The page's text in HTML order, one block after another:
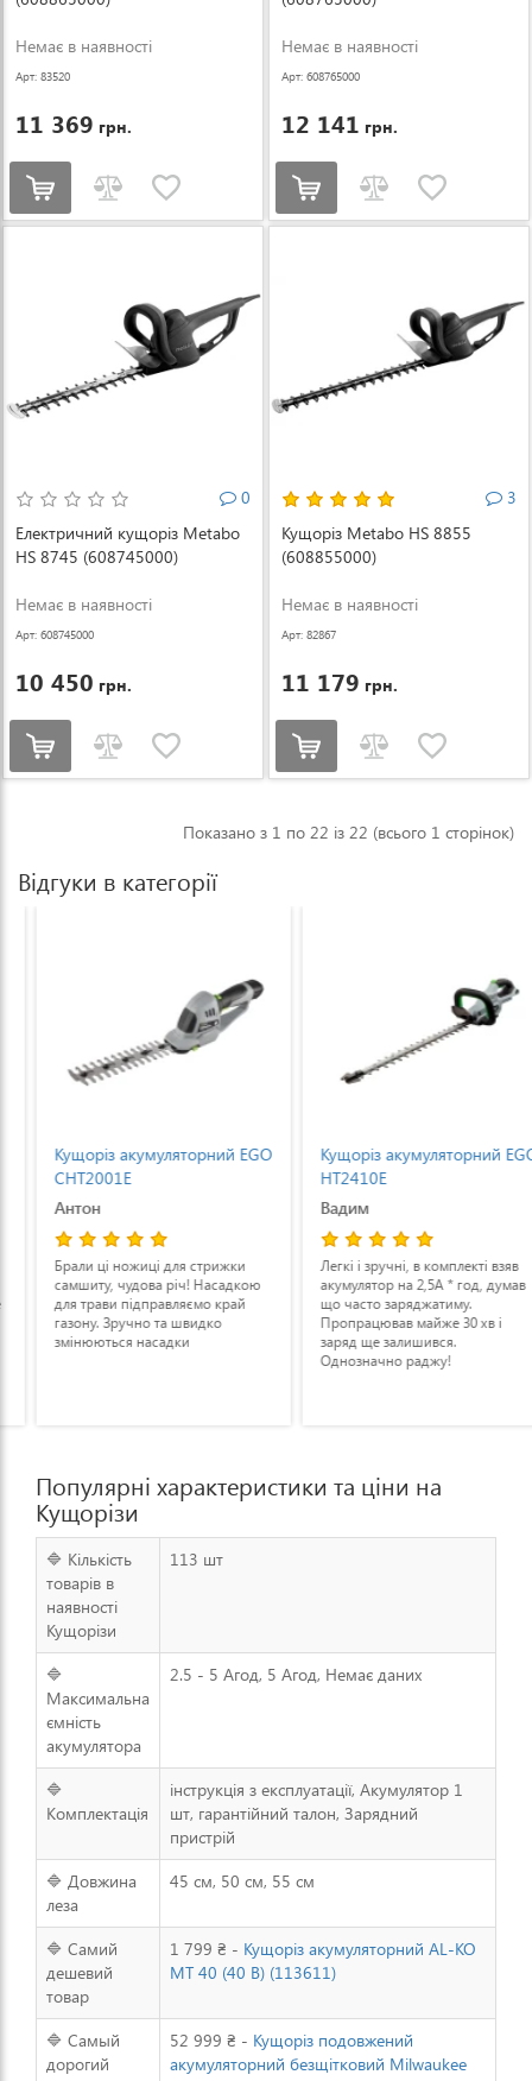
Немає в наявності
Арт: 83520
11 369 грн.
Немає в наявності
Арт: 608765000
12 141 грн.
0
Електричний кущоріз Metabo
HS 8745 (608745000)
Немає в наявності
Арт: 608745000
10 450 грн.
3
Кущоріз Metabo HS 8855
(608855000)
Немає в наявності
Арт: 82867
11 179 грн.
Показано з 1 по 22 із 22 (всього 1 сторінок)
Відгуки в категорії
Кущоріз акумуляторний EGO
CHT2001E
Антон
Брали ці ножиці для стрижки
самшиту, чудова річ! Насадкою
для трави підправляємо край
газону. Зручно та швидко
змінюються насадки
Кущоріз акумуляторний EGO
HT2410E
Вадим
Легкі і зручні, в комплекті взяв
акумулятор на 2,5А * год, думав
що часто заряджатиму.
Пропрацював майже 30 хв і
заряд ще залишився.
Однозначно раджу!
Популярні характеристики та ціни на
Кущорізи
🔷 Кількість
товарів в
наявності
Кущорізи
113 шт
🔷
Максимальна
ємність
акумулятора
2.5 - 5 Агод, 5 Агод, Немає даних
🔷
Комплектація
інструкція з експлуатації, Акумулятор 1
шт, гарантійний талон, Зарядний
пристрій
🔷 Довжина
леза
45 см, 50 см, 55 см
🔷 Самий
дешевий
товар
1 799 ₴ - Кущоріз акумуляторний AL-KO
MT 40 (40 В) (113611)
🔷 Самый
дорогий
52 999 ₴ - Кущоріз подовжений
акумуляторний безщітковий Milwaukee